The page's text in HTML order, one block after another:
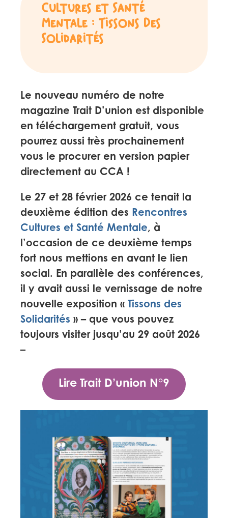
Cultures et Santé
Mentale : Tissons Des
Solidarités
Le nouveau numéro de notre
magazine Trait D’union est disponible
en téléchargement gratuit, vous
pourrez aussi très prochainement
vous le procurer en version papier
directement au CCA !
Le 27 et 28 février 2026 ce tenait la
deuxième édition des Rencontres
Cultures et Santé Mentale, à
l’occasion de ce deuxième temps
fort nous mettions en avant le lien
social. En parallèle des conférences,
il y avait aussi le vernissage de notre
nouvelle exposition « Tissons des
Solidarités » – que vous pouvez
toujours visiter jusqu’au 29 août 2026
–
Lire Trait D’union N°9